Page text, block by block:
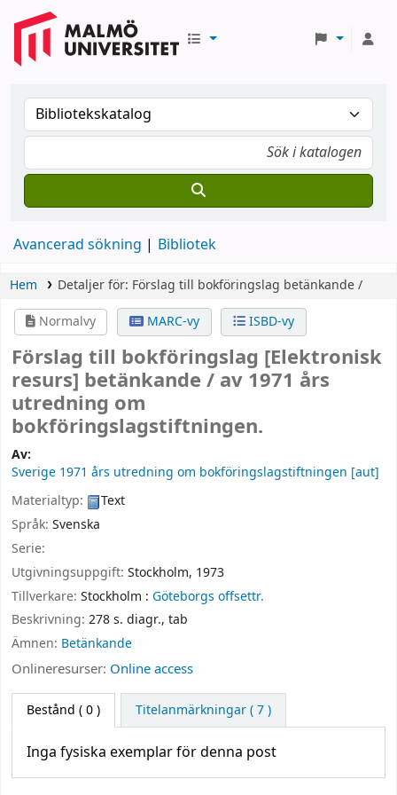
Avancerad sökning Bibliotek
Hem Detaljer för: Förslag till bokföringslag betänkande /
Normalvy
MARC-vy ISBD-vy
Förslag till bokföringslag [Elektronisk
resurs] betänkande / av 1971 års
utredning om
bokföringslagstiftningen.
Av:
Sverige 1971 års utredning om bokföringslagstiftningen [aut]
Materialtyp:
Text
Språk: Svenska
Serie:
Utgivningsuppgift: Stockholm, 1973
Tillverkare: Stockholm : Göteborgs offsettr.
Beskrivning: 278 s. diagr., tab
Ämnen: Betänkande
Onlineresurser: Online access
Bestånd ( 0 ) Titelanmärkningar ( 7 )
Inga fysiska exemplar för denna post